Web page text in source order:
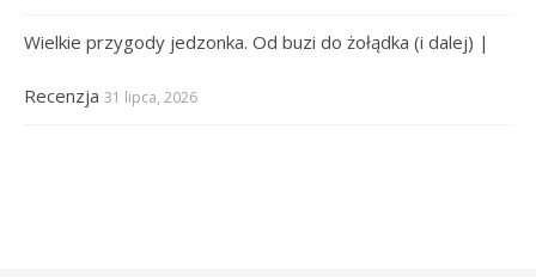
Wielkie przygody jedzonka. Od buzi do żołądka (i dalej) |
Recenzja 31 lipca, 2026